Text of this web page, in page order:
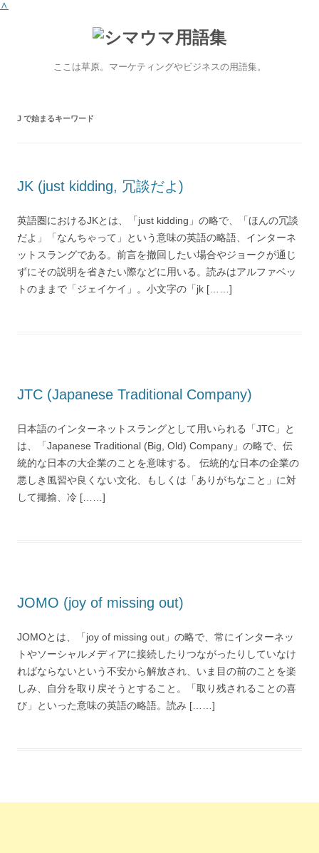
∧
ここは草原。マーケティングやビジネスの用語集。
J で始まるキーワード
JK (just kidding, 冗談だよ)
英語圏におけるJKとは、「just kidding」の略で、「ほんの冗談
だよ」「なんちゃって」という意味の英語の略語、インターネ
ットスラングである。前言を撤回したい場合やジョークが通じ
ずにその説明を省きたい際などに用いる。読みはアルファベッ
トのままで「ジェイケイ」。小文字の「jk [……]
JTC (Japanese Traditional Company)
日本語のインターネットスラングとして用いられる「JTC」と
は、「Japanese Traditional (Big, Old) Company」の略で、伝
統的な日本の大企業のことを意味する。 伝統的な日本の企業の
悪しき風習や良くない文化、もしくは「ありがちなこと」に対
して揶揄、冷 [……]
JOMO (joy of missing out)
JOMOとは、「joy of missing out」の略で、常にインターネッ
トやソーシャルメディアに接続したりつながったりしていなけ
ればならないという不安から解放され、いま目の前のことを楽
しみ、自分を取り戻そうとすること。「取り残されることの喜
び」といった意味の英語の略語。読み [……]